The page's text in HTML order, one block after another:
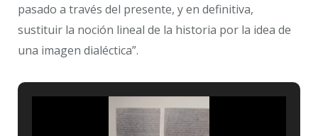
pasado a través del presente, y en definitiva,
sustituir la noción lineal de la historia por la idea de
una imagen dialéctica”.